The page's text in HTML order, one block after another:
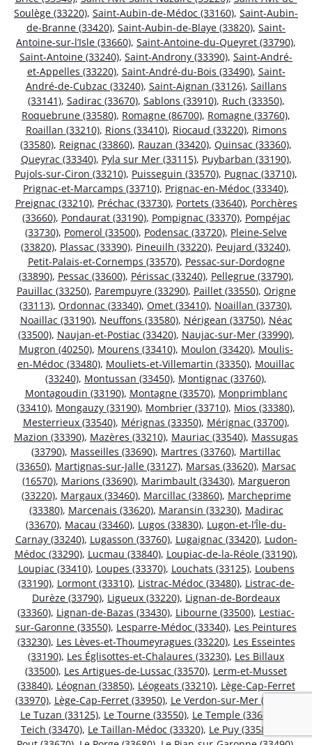
Soulège (33220), Saint-Aubin-de-Médoc (33160), Saint-Aubin-
de-Branne (33420), Saint-Aubin-de-Blaye (33820), Saint-
Antoine-sur-l’Isle (33660), Saint-Antoine-du-Queyret (33790),
Saint-Antoine (33240), Saint-Androny (33390), Saint-André-
et-Appelles (33220), Saint-André-du-Bois (33490), Saint-
André-de-Cubzac (33240), Saint-Aignan (33126), Saillans
(33141), Sadirac (33670), Sablons (33910), Ruch (33350),
Roquebrune (33580), Romagne (86700), Romagne (33760),
Roaillan (33210), Rions (33410), Riocaud (33220), Rimons
(33580), Reignac (33860), Rauzan (33420), Quinsac (33360),
Queyrac (33340), Pyla sur Mer (33115), Puybarban (33190),
Pujols-sur-Ciron (33210), Puisseguin (33570), Pugnac (33710),
Prignac-et-Marcamps (33710), Prignac-en-Médoc (33340),
Preignac (33210), Préchac (33730), Portets (33640), Porchères
(33660), Pondaurat (33190), Pompignac (33370), Pompéjac
(33730), Pomerol (33500), Podensac (33720), Pleine-Selve
(33820), Plassac (33390), Pineuilh (33220), Peujard (33240),
Petit-Palais-et-Cornemps (33570), Pessac-sur-Dordogne
(33890), Pessac (33600), Périssac (33240), Pellegrue (33790),
Pauillac (33250), Parempuyre (33290), Paillet (33550), Origne
(33113), Ordonnac (33340), Omet (33410), Noaillan (33730),
Noaillac (33190), Neuffons (33580), Nérigean (33750), Néac
(33500), Naujan-et-Postiac (33420), Naujac-sur-Mer (33990),
Mugron (40250), Mourens (33410), Moulon (33420), Moulis-
en-Médoc (33480), Mouliets-et-Villemartin (33350), Mouillac
(33240), Montussan (33450), Montignac (33760),
Montagoudin (33190), Montagne (33570), Monprimblanc
(33410), Mongauzy (33190), Mombrier (33710), Mios (33380),
Mesterrieux (33540), Mérignas (33350), Mérignac (33700),
Mazion (33390), Mazères (33210), Mauriac (33540), Massugas
(33790), Masseilles (33690), Martres (33760), Martillac
(33650), Martignas-sur-Jalle (33127), Marsas (33620), Marsac
(16570), Marions (33690), Marimbault (33430), Margueron
(33220), Margaux (33460), Marcillac (33860), Marcheprime
(33380), Marcenais (33620), Maransin (33230), Madirac
(33670), Macau (33460), Lugos (33830), Lugon-et-l’Île-du-
Carnay (33240), Lugasson (33760), Lugaignac (33420), Ludon-
Médoc (33290), Lucmau (33840), Loupiac-de-la-Réole (33190),
Loupiac (33410), Loupes (33370), Louchats (33125), Loubens
(33190), Lormont (33310), Listrac-Médoc (33480), Listrac-de-
Durèze (33790), Ligueux (33220), Lignan-de-Bordeaux
(33360), Lignan-de-Bazas (33430), Libourne (33500), Lestiac-
sur-Garonne (33550), Lesparre-Médoc (33340), Les Peintures
(33230), Les Lèves-et-Thoumeyragues (33220), Les Esseintes
(33190), Les Églisottes-et-Chalaures (33230), Les Billaux
(33500), Les Artigues-de-Lussac (33570), Lerm-et-Musset
(33840), Léognan (33850), Léogeats (33210), Lège-Cap-Ferret
(33970), Lège-Cap-Ferret (33950), Le Verdon-sur-Mer (33123)
Le Tuzan (33125), Le Tourne (33550), Le Temple (33680)
Teich (33470), Le Taillan-Médoc (33320), Le Puy (33580)